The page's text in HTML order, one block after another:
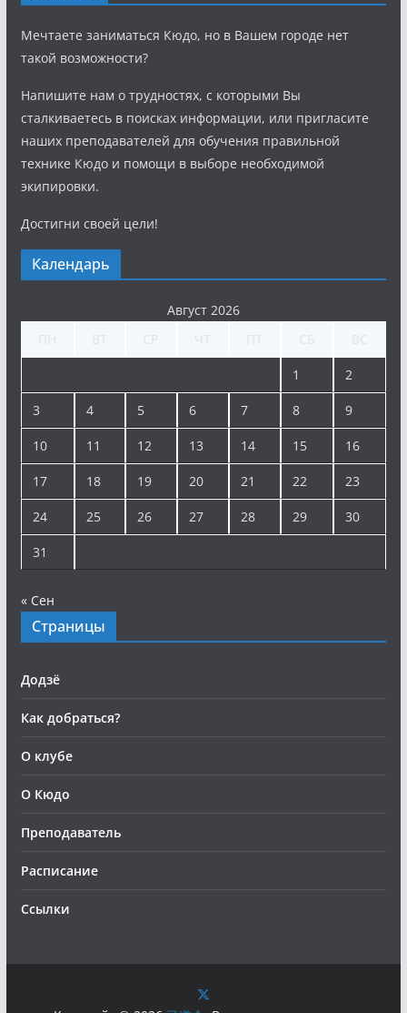
Мечтаете заниматься Кюдо, но в Вашем городе нет
такой возможности?
Напишите нам о трудностях, с которыми Вы
сталкиваетесь в поисках информации, или пригласите
наших преподавателей для обучения правильной
технике Кюдо и помощи в выборе необходимой
экипировки.
Достигни своей цели!
Календарь
Август 2026
1 2
3 4 5 6 7 8 9
10 11 12 13 14 15 16
17 18 19 20 21 22 23
24 25 26 27 28 29 30
31
« Сен
Страницы
Додзё
Как добраться?
О клубе
О Кюдо
Преподаватель
Расписание
Ссылки